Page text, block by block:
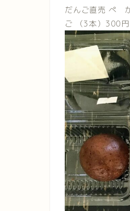
だんご直売 ぺ
ご （3本）300円